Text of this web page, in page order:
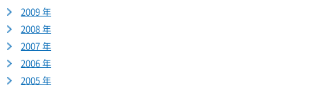
2009 年
2008 年
2007 年
2006 年
2005 年